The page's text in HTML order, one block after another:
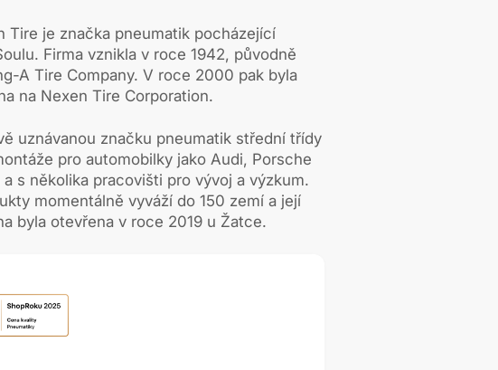
Tire je značka pneumatik pocházející
Firma vznikla v roce 1942, původně
A Tire Company. V roce 2000 pak byla
na Nexen Tire Corporation.
uznávanou značku pneumatik střední třídy
pro automobilky jako Audi, Porsche
s několika pracovišti pro vývoj a výzkum.
momentálně vyváží do 150 zemí a její
byla otevřena v roce 2019 u Žatce.